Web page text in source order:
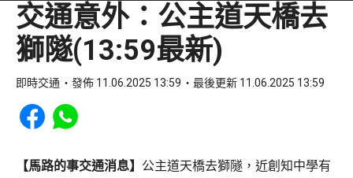
交通意外：公主道天橋去
獅隧(13:59最新)
即時交通 發佈 11.06.2025 13:59 最後更新 11.06.2025 13:59
Share to Facebook
Share to WhatsApp
【馬路的事交通消息】 公主道天橋去獅隧，近創知中學有